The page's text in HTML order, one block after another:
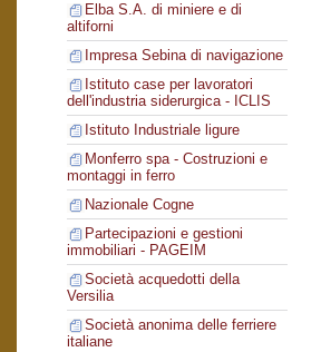
Elba S.A. di miniere e di
altiforni
Impresa Sebina di navigazione
Istituto case per lavoratori
dell'industria siderurgica - ICLIS
Istituto Industriale ligure
Monferro spa - Costruzioni e
montaggi in ferro
Nazionale Cogne
Partecipazioni e gestioni
immobiliari - PAGEIM
Società acquedotti della
Versilia
Società anonima delle ferriere
italiane